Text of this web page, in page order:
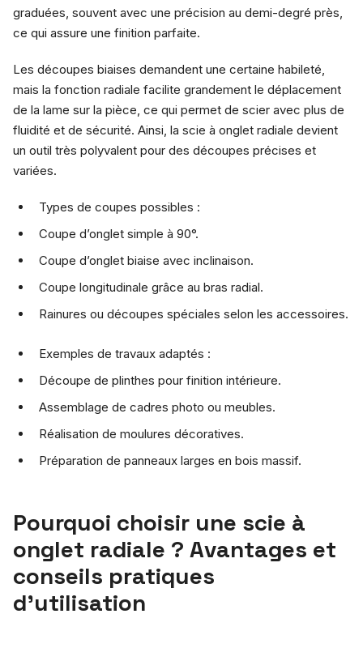
graduées, souvent avec une précision au demi-degré près,
ce qui assure une finition parfaite.
Les découpes biaises demandent une certaine habileté,
mais la fonction radiale facilite grandement le déplacement
de la lame sur la pièce, ce qui permet de scier avec plus de
fluidité et de sécurité. Ainsi, la scie à onglet radiale devient
un outil très polyvalent pour des découpes précises et
variées.
Types de coupes possibles :
Coupe d’onglet simple à 90°.
Coupe d’onglet biaise avec inclinaison.
Coupe longitudinale grâce au bras radial.
Rainures ou découpes spéciales selon les accessoires.
Exemples de travaux adaptés :
Découpe de plinthes pour finition intérieure.
Assemblage de cadres photo ou meubles.
Réalisation de moulures décoratives.
Préparation de panneaux larges en bois massif.
Pourquoi choisir une scie à
onglet radiale ? Avantages et
conseils pratiques
d’utilisation